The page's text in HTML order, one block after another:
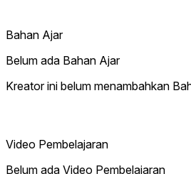
Bahan Ajar
Belum ada Bahan Ajar
Kreator ini belum menambahkan
Video Pembelajaran
Belum ada Video Pembelajaran